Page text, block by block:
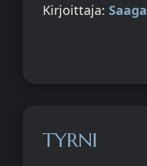
Kirjoittaja: Saaga
TYRNI